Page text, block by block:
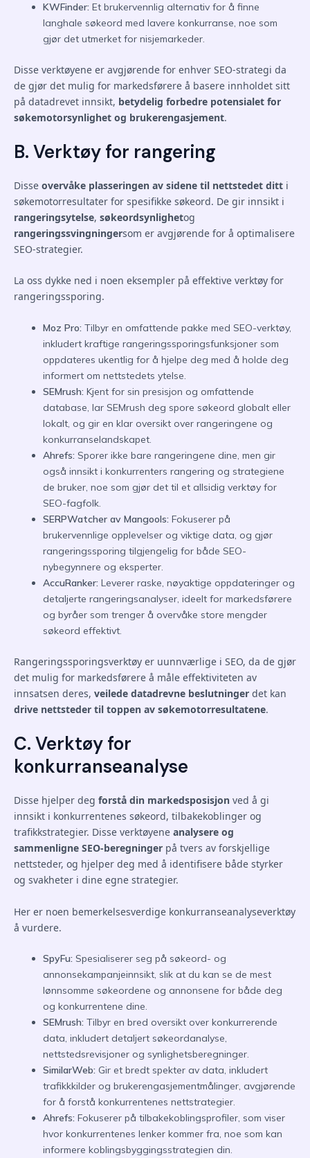
KWFinder: Et brukervennlig alternativ for å finne
langhale søkeord med lavere konkurranse, noe som
gjør det utmerket for nisjemarkeder.
Disse verktøyene er avgjørende for enhver SEO-strategi da
de gjør det mulig for markedsførere å basere innholdet sitt
på datadrevet innsikt, betydelig forbedre potensialet for
søkemotorsynlighet og brukerengasjement.
B. Verktøy for rangering
Disse overvåke plasseringen av sidene til nettstedet ditt i
søkemotorresultater for spesifikke søkeord. De gir innsikt i
rangeringsytelse, søkeordsynlighetog
rangeringssvingningersom er avgjørende for å optimalisere
SEO-strategier.
La oss dykke ned i noen eksempler på effektive verktøy for
rangeringssporing.
Moz Pro: Tilbyr en omfattende pakke med SEO-verktøy,
inkludert kraftige rangeringssporingsfunksjoner som
oppdateres ukentlig for å hjelpe deg med å holde deg
informert om nettstedets ytelse.
SEMrush: Kjent for sin presisjon og omfattende
database, lar SEMrush deg spore søkeord globalt eller
lokalt, og gir en klar oversikt over rangeringene og
konkurranselandskapet.
Ahrefs: Sporer ikke bare rangeringene dine, men gir
også innsikt i konkurrenters rangering og strategiene
de bruker, noe som gjør det til et allsidig verktøy for
SEO-fagfolk.
SERPWatcher av Mangools: Fokuserer på
brukervennlige opplevelser og viktige data, og gjør
rangeringssporing tilgjengelig for både SEO-
nybegynnere og eksperter.
AccuRanker: Leverer raske, nøyaktige oppdateringer og
detaljerte rangeringsanalyser, ideelt for markedsførere
og byråer som trenger å overvåke store mengder
søkeord effektivt.
Rangeringssporingsverktøy er uunnværlige i SEO, da de gjør
det mulig for markedsførere å måle effektiviteten av
innsatsen deres, veilede datadrevne beslutninger det kan
drive nettsteder til toppen av søkemotorresultatene.
C. Verktøy for
konkurranseanalyse
Disse hjelper deg forstå din markedsposisjon ved å gi
innsikt i konkurrentenes søkeord, tilbakekoblinger og
trafikkstrategier. Disse verktøyene analysere og
sammenligne SEO-beregninger på tvers av forskjellige
nettsteder, og hjelper deg med å identifisere både styrker
og svakheter i dine egne strategier.
Her er noen bemerkelsesverdige konkurranseanalyseverktøy
å vurdere.
SpyFu: Spesialiserer seg på søkeord- og
annonsekampanjeinnsikt, slik at du kan se de mest
lønnsomme søkeordene og annonsene for både deg
og konkurrentene dine.
SEMrush: Tilbyr en bred oversikt over konkurrerende
data, inkludert detaljert søkeordanalyse,
nettstedsrevisjoner og synlighetsberegninger.
SimilarWeb: Gir et bredt spekter av data, inkludert
trafikkkilder og brukerengasjementmålinger, avgjørende
for å forstå konkurrentenes nettstrategier.
Ahrefs: Fokuserer på tilbakekoblingsprofiler, som viser
hvor konkurrentenes lenker kommer fra, noe som kan
informere koblingsbyggingsstrategien din.